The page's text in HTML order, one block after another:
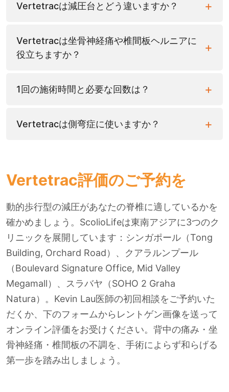
Vertetracは減圧台とどう違いますか？
Vertetracは坐骨神経痛や椎間板ヘルニアに
役立ちますか？
1回の施術時間と必要な回数は？
Vertetracは側弯症に使いますか？
Vertetrac評価のご予約を
動的歩行型の減圧があなたの脊椎に適しているかを
確かめましょう。ScolioLifeは東南アジアに3つのク
リニックを展開しています：シンガポール（Tong
Building, Orchard Road）、クアラルンプール
（Boulevard Signature Office, Mid Valley
Megamall）、スラバヤ（SOHO 2 Graha
Natura）。Kevin Lau医師の初回相談をご予約いた
だくか、下のフォームからレントゲン画像を送って
オンライン評価をお受けください。背中の痛み・坐
骨神経痛・椎間板の不調を、手術によらず和らげる
第一歩を踏み出しましょう。